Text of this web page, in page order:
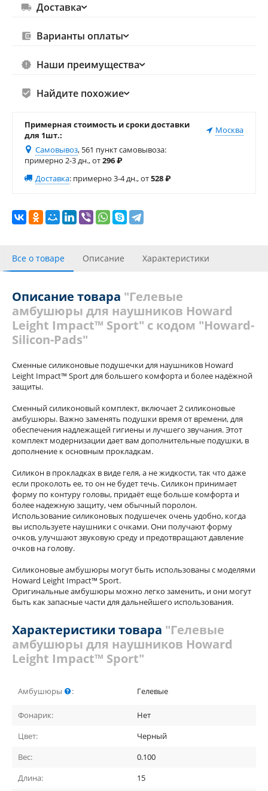
Доставка
Варианты оплаты
Наши преимущества
Найдите похожие
Примерная стоимость и сроки доставки
для 1шт.:
Москва
Самовывоз, 561 пункт самовывоза:
примерно 2-3 дн., от296₽
Доставка: примерно 3-4 дн., от528₽
Все о товаре Описание Характеристики
Отзывы (1) Похожие товары Теги
Описание товара "Гелевые
амбушюры для наушников Howard
Leight Impact™ Sport" с кодом "Howard-
Silicon-Pads"
Сменные силиконовые подушечки для наушников Howard
Leight Impact™ Sport для большего комфорта и более надёжной
защиты.
Сменный силиконовый комплект, включает 2 силиконовые
амбушюры. Важно заменять подушки время от времени, для
обеспечения надлежащей гигиены и лучшего звучания. Этот
комплект модернизации дает вам дополнительные подушки, в
дополнение к основным прокладкам.
Силикон в прокладках в виде геля, а не жидкости, так что даже
если проколоть ее, то он не будет течь. Силикон принимает
форму по контуру головы, придаёт еще больше комфорта и
более надежную защиту, чем обычный поролон.
Использование силиконовых подушечек очень удобно, когда
вы используете наушники с очками. Они получают форму
очков, улучшают звуковую среду и предотвращают давление
очков на голову.
Силиконовые амбушюры могут быть использованы с моделями
Howard Leight Impact™ Sport.
Оригинальные амбушюры можно легко заменить, и они могут
быть как запасные части для дальнейшего использования.
Характеристики товара "Гелевые
амбушюры для наушников Howard
Leight Impact™ Sport"
Амбушюры : Гелевые
Фонарик:
Нет
Цвет:
Черный
Вес:
0.100
Длина:
15